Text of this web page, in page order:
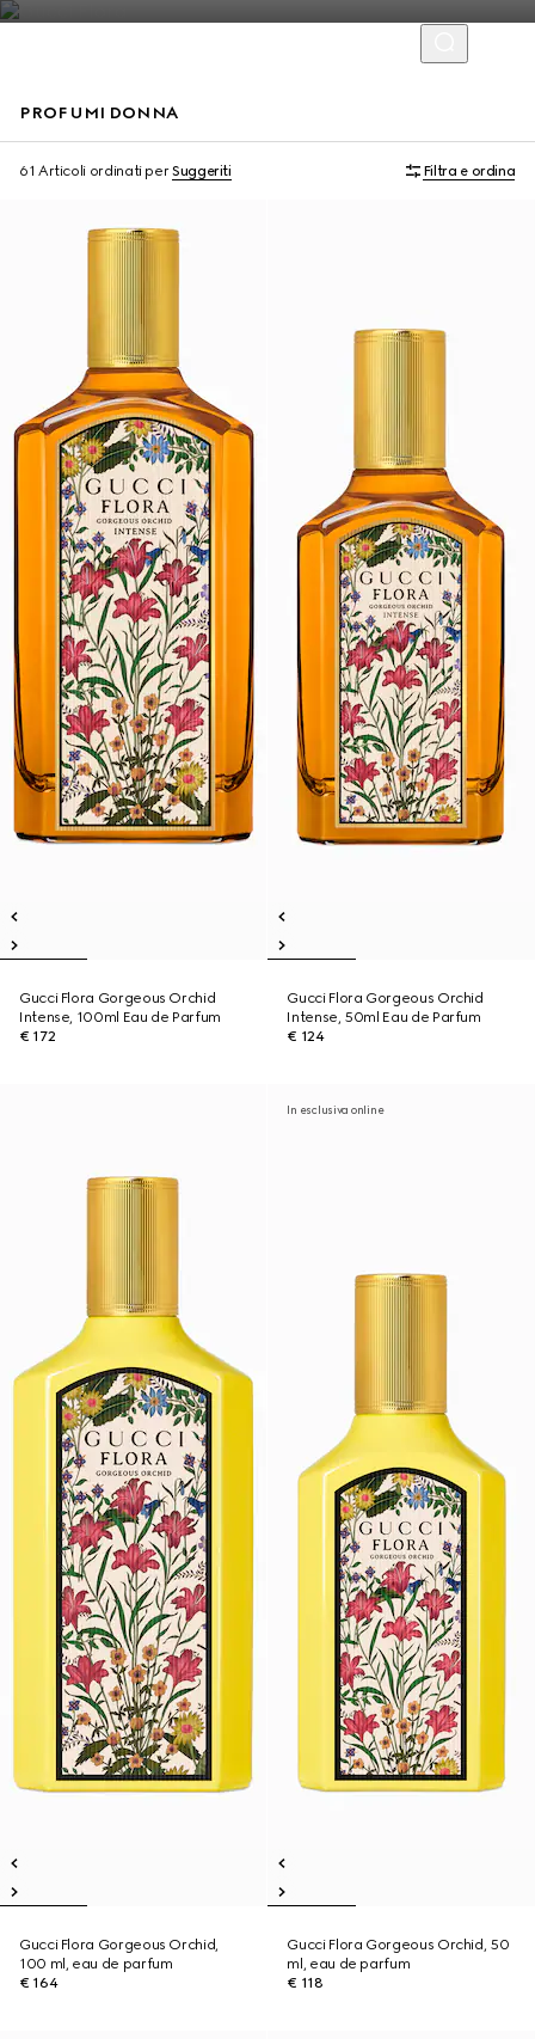
PROFUMI DONNA
61 Articoli ordinati perSuggeriti Filtra e ordina
Novità
Gucci Flora Gorgeous Orchid
Intense, 100ml Eau de Parfum
€ 172
Gucci Flora Gorgeous Orchid
Intense, 50ml Eau de Parfum
€ 124
Gucci Flora Gorgeous Orchid,
100 ml, eau de parfum
€ 164
In esclusiva online
Gucci Flora Gorgeous Orchid, 50
ml, eau de parfum
€ 118